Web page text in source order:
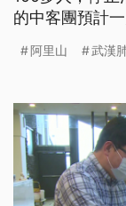
的中客團預計
列為首要景點
團蹤影，取而
者說：「基本
阿里山 武漢